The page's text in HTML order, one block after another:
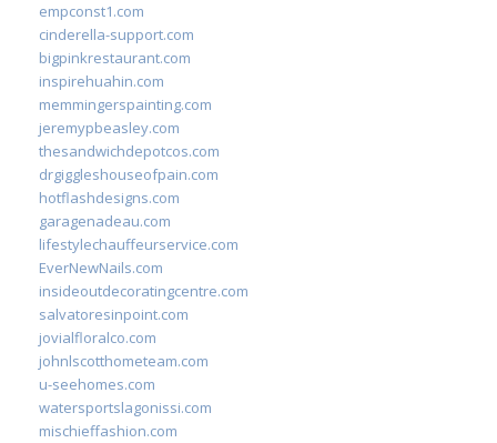
empconst1.com
cinderella-support.com
bigpinkrestaurant.com
inspirehuahin.com
memmingerspainting.com
jeremypbeasley.com
thesandwichdepotcos.com
drgiggleshouseofpain.com
hotflashdesigns.com
garagenadeau.com
lifestylechauffeurservice.com
EverNewNails.com
insideoutdecoratingcentre.com
salvatoresinpoint.com
jovialfloralco.com
johnlscotthometeam.com
u-seehomes.com
watersportslagonissi.com
mischieffashion.com